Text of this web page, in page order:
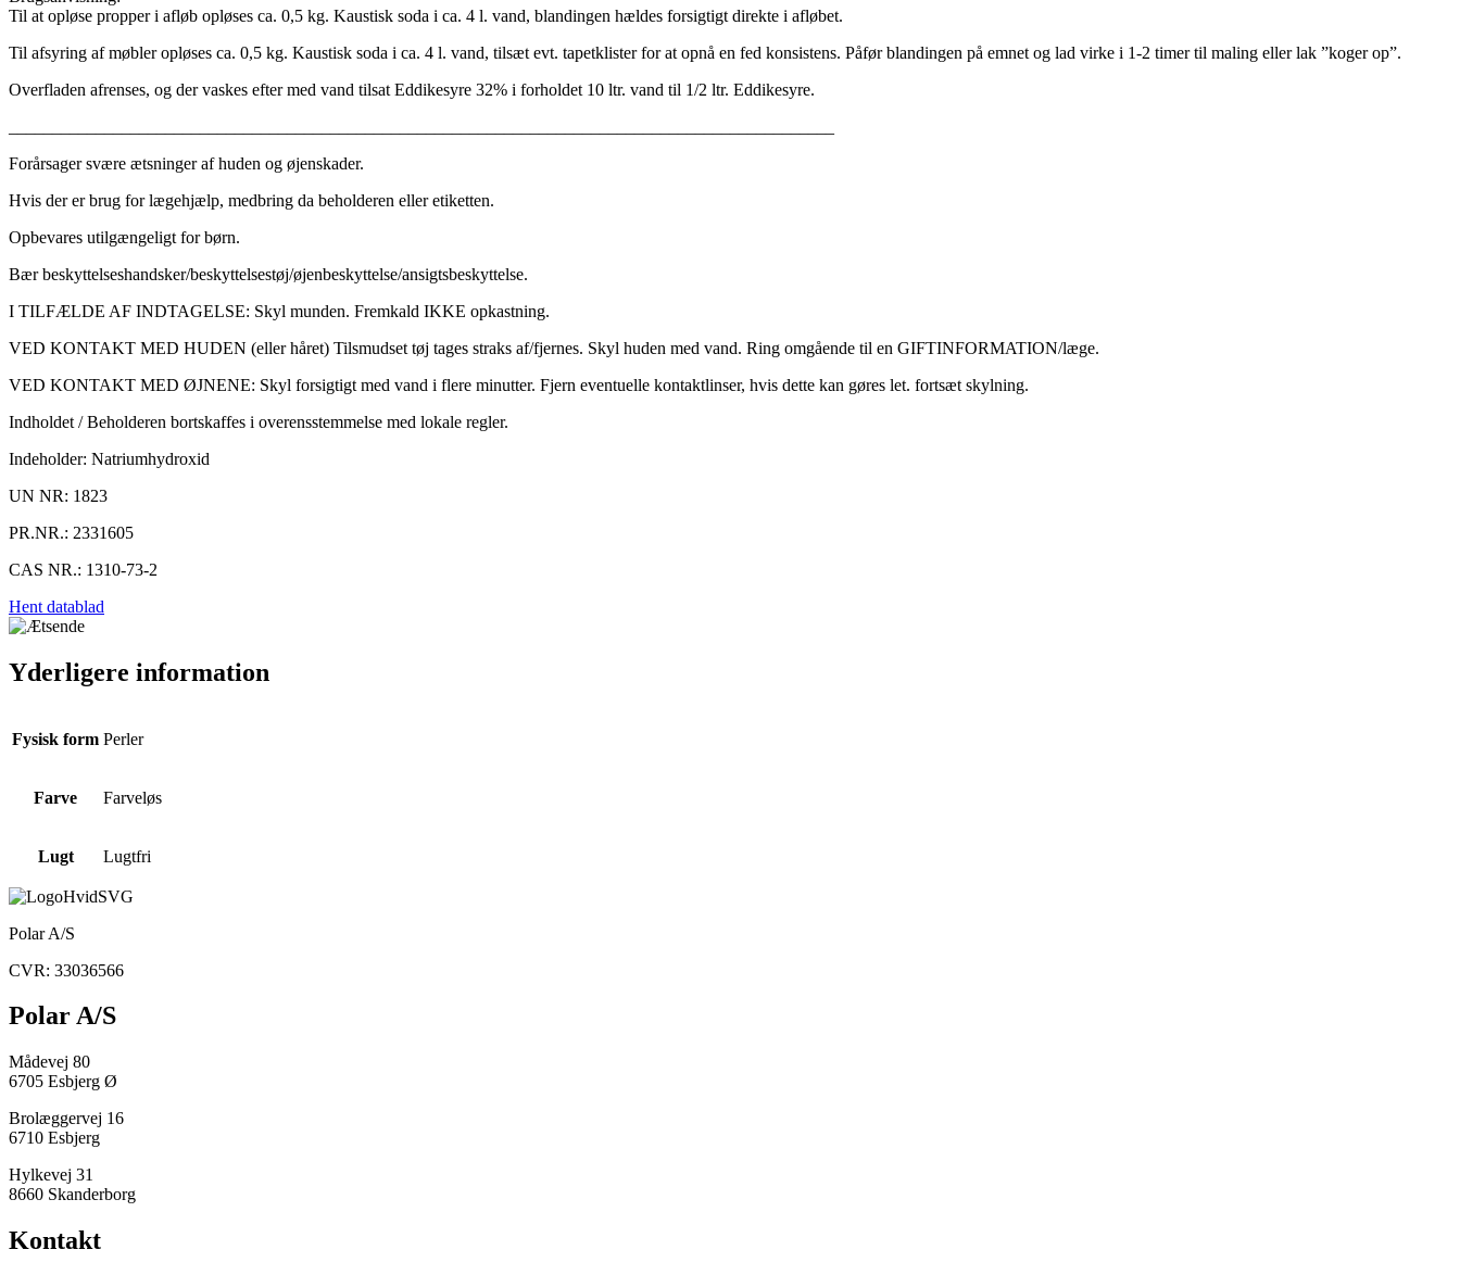
Til at opløse propper i afløb opløses ca. 0,5 kg. Kaustisk soda i ca. 4 l. vand, blandingen hældes forsigtigt direkte i afløbet.
Til afsyring af møbler opløses ca. 0,5 kg. Kaustisk soda i ca. 4 l. vand, tilsæt evt. tapetklister for at opnå en fed konsistens. Påfør blandingen på emnet og lad virke i 1-2 timer til maling eller lak ”koger op”.
Overfladen afrenses, og der vaskes efter med vand tilsat Eddikesyre 32% i forholdet 10 ltr. vand til 1/2 ltr. Eddikesyre.
Forårsager svære ætsninger af huden og øjenskader.
Hvis der er brug for lægehjælp, medbring da beholderen eller etiketten.
Opbevares utilgængeligt for børn.
Bær beskyttelseshandsker/beskyttelsestøj/øjenbeskyttelse/ansigtsbeskyttelse.
I TILFÆLDE AF INDTAGELSE: Skyl munden. Fremkald IKKE opkastning.
VED KONTAKT MED HUDEN (eller håret) Tilsmudset tøj tages straks af/fjernes. Skyl huden med vand. Ring omgående til en GIFTINFORMATION/læge.
VED KONTAKT MED ØJNENE: Skyl forsigtigt med vand i flere minutter. Fjern eventuelle kontaktlinser, hvis dette kan gøres let. fortsæt skylning.
Indholdet / Beholderen bortskaffes i overensstemmelse med lokale regler.
Indeholder: Natriumhydroxid
UN NR: 1823
PR.NR.: 2331605
CAS NR.: 1310-73-2
Hent datablad
Yderligere information
Fysisk form Perler
Farve Farveløs
Lugt Lugtfri
Polar A/S
CVR: 33036566
Polar A/S
Mådevej 80
6705 Esbjerg Ø
Brolæggervej 16
6710 Esbjerg
Hylkevej 31
8660 Skanderborg
Kontakt